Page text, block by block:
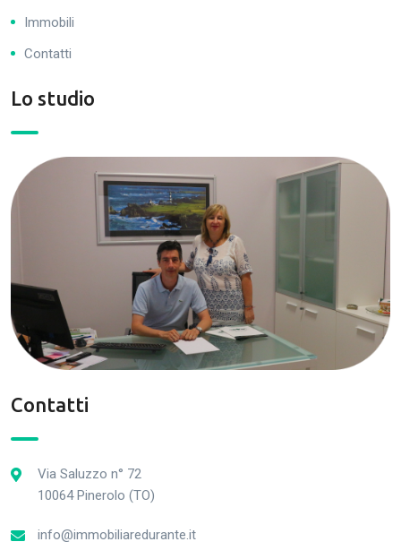
Immobili
Contatti
Lo studio
Contatti
Via Saluzzo n° 72
10064 Pinerolo (TO)
info@immobiliaredurante.it